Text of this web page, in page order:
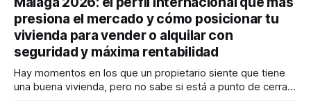
muy concretas. Y entonces aparece la gran duda: ¿vendo
ahora, alquilo, espero o estoy
presiona el mercado y cómo posicionar tu
vivienda para vender o alquilar con
seguridad y máxima rentabilidad
Hay momentos en los que un propietario siente que tiene
una buena vivienda, pero no sabe si está a punto de cerrar